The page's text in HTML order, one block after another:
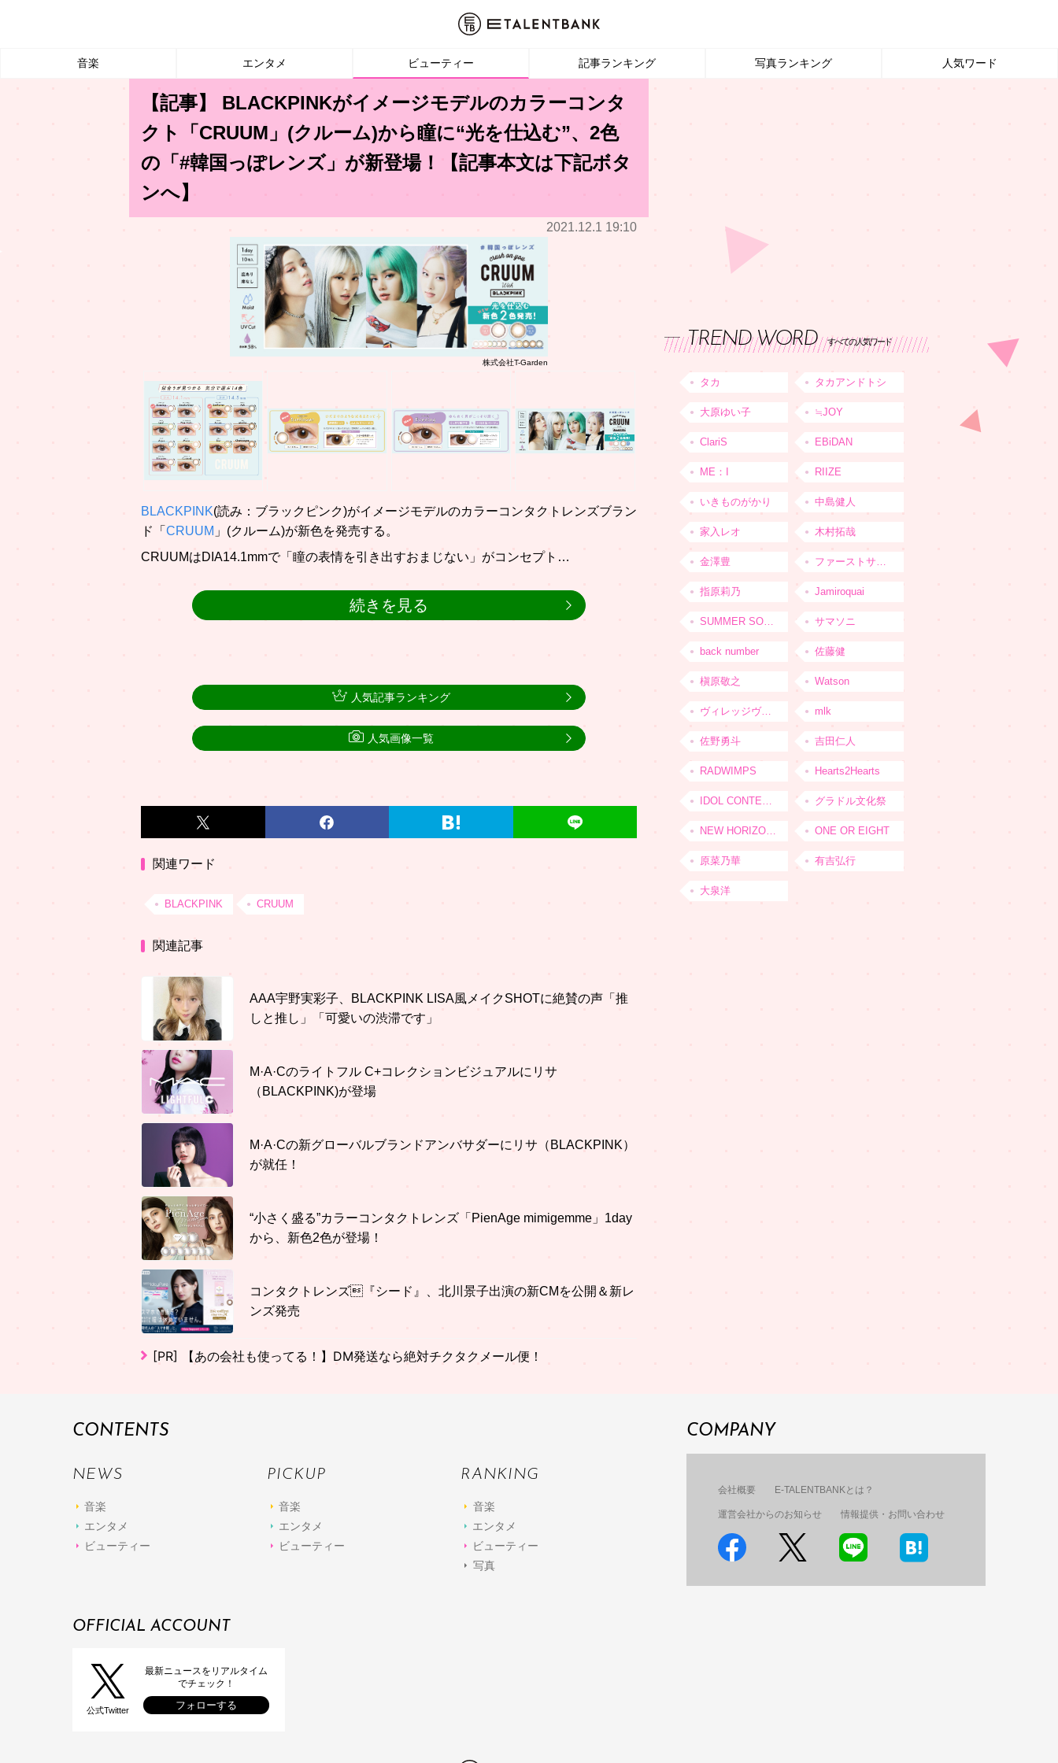
音楽 エンタメ ビューティー 記事ランキング 写真ランキング 人気ワード
【記事】 BLACKPINKがイメージモデルのカラーコンタ
クト「CRUUM」(クルーム)から瞳に“光を仕込む”、2色
の「#韓国っぽレンズ」が新登場！【記事本文は下記ボタ
ンへ】
2021.12.1 19:10
株式会社T-Garden
BLACKPINK(読み：ブラックピンク)がイメージモデルのカラーコンタクトレンズブラン
ド「 CRUUM 」(クルーム)が新色を発売する。
CRUUMはDIA14.1mmで「瞳の表情を引き出すおまじない」がコンセプト…
続きを見る
関連ワード
BLACKPINK CRUUM
関連記事
AAA宇野実彩子、BLACKPINK LISA風メイクSHOTに絶賛の声「推
しと推し」「可愛いの渋滞です」
M·A·Cのライトフル C+コレクションビジュアルにリサ
（BLACKPINK)が登場
M·A·Cの新グローバルブランドアンバサダーにリサ（BLACKPINK）
が就任！
“小さく盛る”カラーコンタクトレンズ「PienAge mimigemme」1day
から、新色2色が登場！
コンタクトレンズ『シード』、北川景子出演の新CMを公開＆新レ
ンズ発売
[PR] 【あの会社も使ってる！】DM発送なら絶対チクタクメール便！
人気記事ランキング
人気画像一覧
TREND WORD すべての人気ワード
タカ タカアンドトシ
大原ゆい子 ≒JOY
ClariS EBiDAN
ME：I RIIZE
いきものがかり 中島健人
家入レオ 木村拓哉
金澤豊 ファーストサマーウイカ
指原莉乃 Jamiroquai
SUMMER SONIC サマソニ
back number 佐藤健
槇原敬之 Watson
ヴィレッジヴァンガード mlk
佐野勇斗 吉田仁人
RADWIMPS Hearts2Hearts
IDOL CONTENT EXPO グラドル文化祭
NEW HORIZON FEST ONE OR EIGHT
原菜乃華 有吉弘行
大泉洋
CONTENTS
NEWS
音楽
エンタメ
ビューティー
PICKUP
音楽
エンタメ
ビューティー
RANKING
音楽
エンタメ
ビューティー
写真
COMPANY
会社概要 E-TALENTBANKとは？
運営会社からのお知らせ 情報提供・お問い合わせ
OFFICIAL ACCOUNT
公式Twitter
最新ニュースをリアルタイム
でチェック！
フォローする